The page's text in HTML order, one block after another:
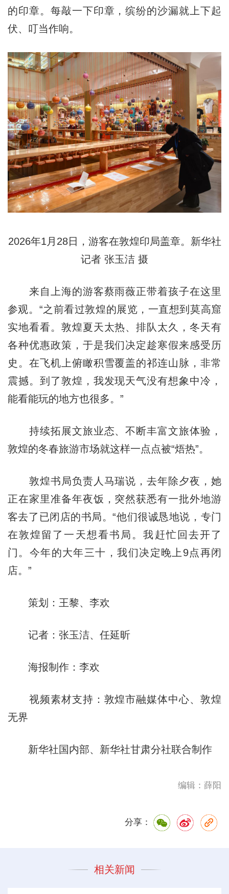
的印章。每敲一下印章，缤纷的沙漏就上下起
伏、叮当作响。
2026年1月28日，游客在敦煌印局盖章。新华社
记者 张玉洁 摄
来自上海的游客蔡雨薇正带着孩子在这里
参观。“之前看过敦煌的展览，一直想到莫高窟
实地看看。敦煌夏天太热、排队太久，冬天有
各种优惠政策，于是我们决定趁寒假来感受历
史。在飞机上俯瞰积雪覆盖的祁连山脉，非常
震撼。到了敦煌，我发现天气没有想象中冷，
能看能玩的地方也很多。”
持续拓展文旅业态、不断丰富文旅体验，
敦煌的冬春旅游市场就这样一点点被“焐热”。
敦煌书局负责人马瑞说，去年除夕夜，她
正在家里准备年夜饭，突然获悉有一批外地游
客去了已闭店的书局。“他们很诚恳地说，专门
在敦煌留了一天想看书局。我赶忙回去开了
门。今年的大年三十，我们决定晚上9点再闭
店。”
策划：王黎、李欢
记者：张玉洁、任延昕
海报制作：李欢
视频素材支持：敦煌市融媒体中心、敦煌
无界
新华社国内部、新华社甘肃分社联合制作
编辑：薛阳
分享：
相关新闻